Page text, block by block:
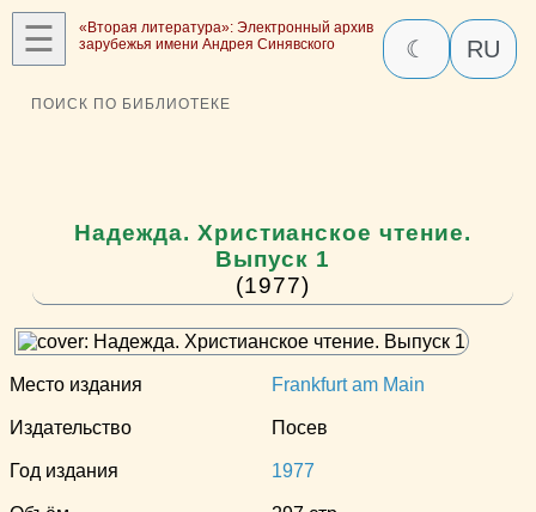
☰
«Вторая литература»: Электронный архив
зарубежья имени Андрея Синявского
☾ RU
ПОИСК ПО БИБЛИОТЕКЕ
Надежда. Христианское чтение.
Выпуск 1
(1977)
Место издания Frankfurt am Main
Издательство Посев
Год издания 1977